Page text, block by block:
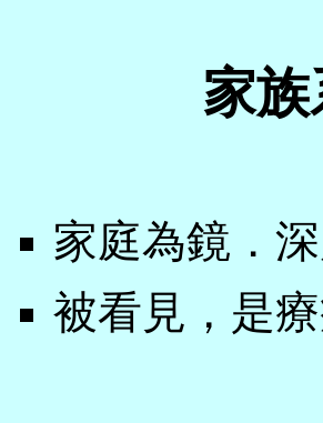
家
家庭為鏡．
被看見，是